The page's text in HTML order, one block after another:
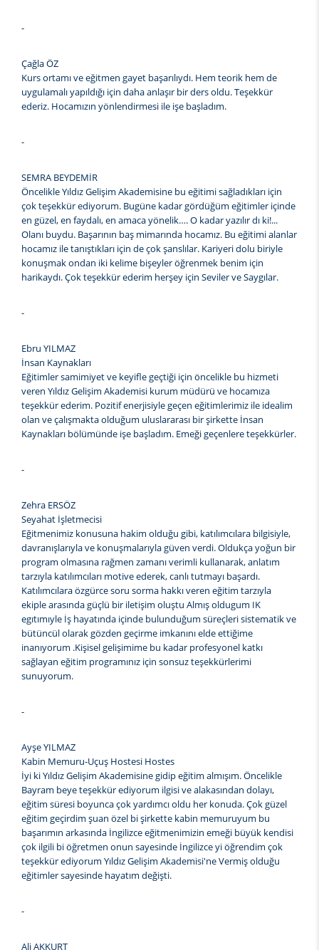
-
Çağla ÖZ
Kurs ortamı ve eğitmen gayet başarılıydı. Hem teorik hem de
uygulamalı yapıldığı için daha anlaşır bir ders oldu. Teşekkür
ederiz. Hocamızın yönlendirmesi ile işe başladım.
-
SEMRA BEYDEMİR
Öncelikle Yıldız Gelişim Akademisine bu eğitimi sağladıkları için
çok teşekkür ediyorum. Bugüne kadar gördüğüm eğitimler içinde
en güzel, en faydalı, en amaca yönelik…. O kadar yazılır dı ki!...
Olanı buydu. Başarının baş mimarında hocamız. Bu eğitimi alanlar
hocamız ile tanıştıkları için de çok şanslılar. Kariyeri dolu biriyle
konuşmak ondan iki kelime bişeyler öğrenmek benim için
harikaydı. Çok teşekkür ederim herşey için Seviler ve Saygılar.
-
Ebru YILMAZ
İnsan Kaynakları
Eğitimler samimiyet ve keyifle geçtiği için öncelikle bu hizmeti
veren Yıldız Gelişim Akademisi kurum müdürü ve hocamıza
teşekkür ederim. Pozitif enerjisiyle geçen eğitimlerimiz ile idealim
olan ve çalışmakta olduğum uluslararası bir şirkette İnsan
Kaynakları bölümünde işe başladım. Emeği geçenlere teşekkürler.
-
Zehra ERSÖZ
Seyahat İşletmecisi
Eğitmenimiz konusuna hakim olduğu gibi, katılımcılara bilgisiyle,
davranışlarıyla ve konuşmalarıyla güven verdi. Oldukça yoğun bir
program olmasına rağmen zamanı verimli kullanarak, anlatım
tarzıyla katılımcıları motive ederek, canlı tutmayı başardı.
Katılımcılara özgürce soru sorma hakkı veren eğitim tarzıyla
ekiple arasında güçlü bir iletişim oluştu Almış oldugum IK
egıtımıyle İş hayatında içinde bulunduğum süreçleri sistematik ve
bütüncül olarak gözden geçirme imkanını elde ettiğime
inanıyorum .Kişisel gelişimime bu kadar profesyonel katkı
sağlayan eğitim programınız için sonsuz teşekkürlerimi
sunuyorum.
-
Ayşe YILMAZ
Kabin Memuru-Uçuş Hostesi Hostes
İyi ki Yıldız Gelişim Akademisine gidip eğitim almışım. Öncelikle
Bayram beye teşekkür ediyorum ilgisi ve alakasından dolayı,
eğitim süresi boyunca çok yardımcı oldu her konuda. Çok güzel
eğitim geçirdim şuan özel bi şirkette kabin memuruyum bu
başarımın arkasında İngilizce eğitmenimizin emeği büyük kendisi
çok ilgili bi öğretmen onun sayesinde İngilizce yi öğrendim çok
teşekkür ediyorum Yıldız Gelişim Akademisi'ne Vermiş olduğu
eğitimler sayesinde hayatım değişti.
-
Ali AKKURT